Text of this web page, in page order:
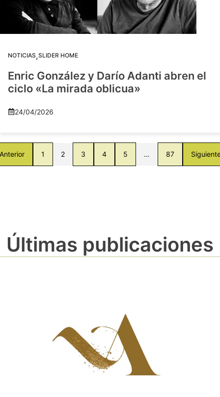
NOTICIAS,SLIDER HOME
Enric González y Darío Adanti abren el
ciclo «La mirada oblicua»
24/04/2026
1 2 3 4 5 … 87
Últimas publicaciones